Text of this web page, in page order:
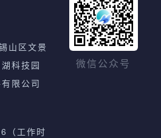
山区文景
科技园
限公司
（工作时
微信公众号